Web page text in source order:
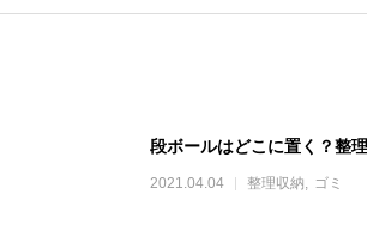
段ボールはどこに置く？整
2021.04.04 整理収納 ゴミ